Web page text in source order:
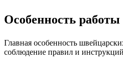
Особенность
Главная особенность
соблюдение правил и